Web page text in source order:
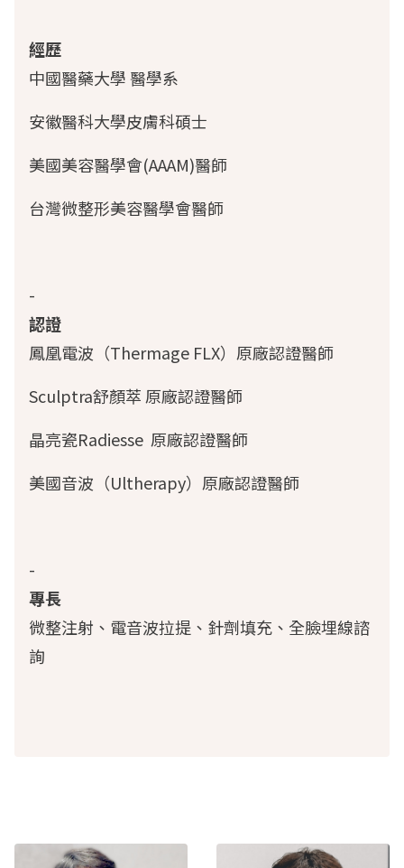
經歷
中國醫藥大學 醫學系
安徽醫科大學皮膚科碩士
美國美容醫學會(AAAM)醫師
台灣微整形美容醫學會醫師
-
認證
鳳凰電波（Thermage FLX）原廠認證醫師
Sculptra舒顏萃 原廠認證醫師
晶亮瓷Radiesse 原廠認證醫師
美國音波（Ultherapy）原廠認證醫師
-
專長
微整注射、電音波拉提、針劑填充、全臉埋線諮
詢